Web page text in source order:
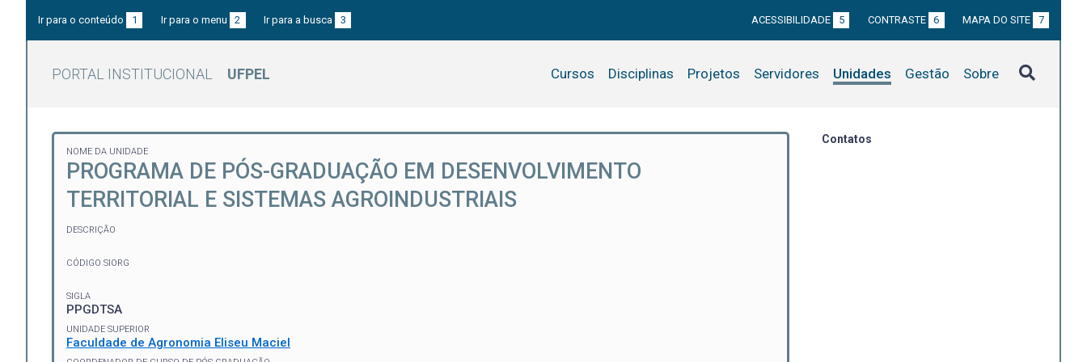
Ir para o conteúdo 1 Ir para o menu 2 Ir para a busca 3 ACESSIBILIDADE 5 CONTRASTE 6 MAPA DO SITE 7
PORTAL INSTITUCIONAL UFPEL Cursos Disciplinas Projetos Servidores Unidades Gestão Sobre
NOME DA UNIDADE
PROGRAMA DE PÓS-GRADUAÇÃO EM DESENVOLVIMENTO
TERRITORIAL E SISTEMAS AGROINDUSTRIAIS
DESCRIÇÃO
CÓDIGO SIORG
SIGLA
PPGDTSA
UNIDADE SUPERIOR
Faculdade de Agronomia Eliseu Maciel
Contatos